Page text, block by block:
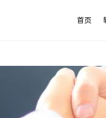
首页